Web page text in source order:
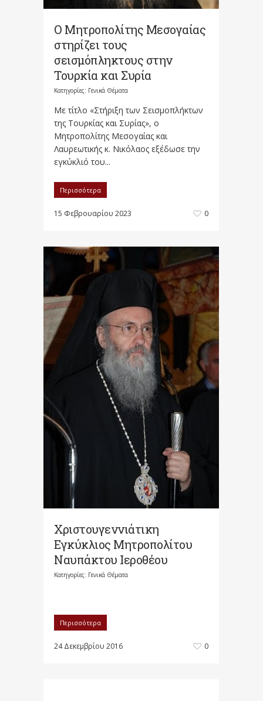
Ο Μητροπολίτης Μεσογαίας
στηρίζει τους
σεισμόπληκτους στην
Τουρκία και Συρία
Κατηγορίες: Γενικά Θέματα
Με τίτλο «Στή­ριξη των Σεισμοπλήκτων
της Τουρκίας και Συρίας», ο
Μητροπολίτης Μεσογαίας και
Λαυρεωτικής κ. Νικόλαος εξέδωσε την
εγκύκλιό του...
Περισσότερα
15 Φεβρουαρίου 2023 0
Χριστουγεννιάτικη
Εγκύκλιος Μητροπολίτου
Ναυπάκτου Ιεροθέου
Κατηγορίες: Γενικά Θέματα
Περισσότερα
24 Δεκεμβρίου 2016 0